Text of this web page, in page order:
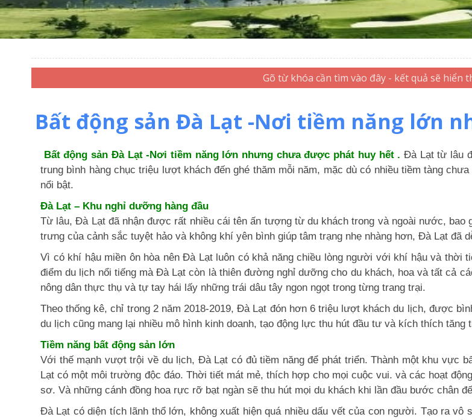
Bất động sản Đà Lạt -Nơi tiềm năng lớn
Bất động sản Đà Lạt -Nơi tiềm năng lớn nhưng chưa được phát huy hết . Đà Lạt từ lâu
trung bình hàng chục triệu lượt khách đến ghé thăm mỗi năm, mặc dù có nhiều tiềm tàng
nổi bật.
Đà Lạt – Khu nghỉ dưỡng hàng đầu
Từ lâu, Đà Lạt đã nhận được rất nhiều cái tên ấn tượng từ du khách trong và ngoài nước,
trưng của cảnh sắc tuyệt hảo và không khí yên bình giúp tâm trạng nhẹ nhàng hơn, Đà Lạt đã
Vì có khí hậu miền ôn hòa nên Đà Lạt luôn có khả năng chiều lòng người với khí hậu và thời
điểm du lịch nổi tiếng mà Đà Lạt còn là thiên đường nghỉ dưỡng cho du khách, hoa và tất cả
nông dân thực thụ và tự tay hái lấy những trái dâu tây ngon ngọt trong từng trang trại.
Theo thống kê, chỉ trong 2 năm 2018-2019, Đà Lạt đón hơn 6 triệu lượt khách du lịch, được
du lịch cũng mang lại nhiều mô hình kinh doanh, tạo động lực thu hút đầu tư và kích thích tăng
Tiềm năng bất động sản lớn
Với thế mạnh vượt trội về du lịch, Đà Lạt có đủ tiềm năng để phát triển. Thành một khu vực
Lạt có một môi trường độc đáo. Thời tiết mát mẻ, thích hợp cho mọi cuộc vui. và các hoạt
sơ. Và những cánh đồng hoa rực rỡ bạt ngàn sẽ thu hút mọi du khách khi lần đầu bước chân
Đà Lạt có diện tích lãnh thổ lớn, không xuất hiện quá nhiều dấu vết của con người. Tạo ra